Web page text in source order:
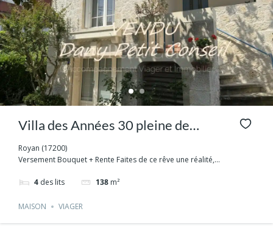
Villa des Années 30 pleine de
charme au cœur de Royan Viager
occupé
Royan (17200)
Versement Bouquet + Rente Faites de ce rêve une réalité,...
4 des lits 138 m²
MAISON VIAGER